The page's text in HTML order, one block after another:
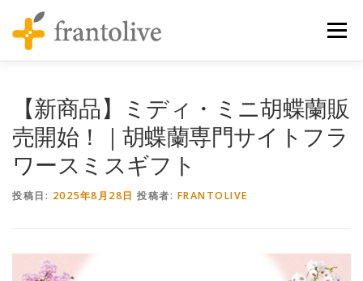
コンテンツへスキップ
メニュ
【新商品】ミディ・ミニ胡蝶蘭販
売開始！｜胡蝶蘭専門サイトフラ
ワースミスギフト
投稿日: 2025年8月28日 投稿者: FRANTOLIVE